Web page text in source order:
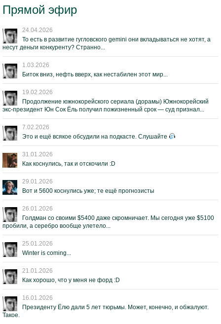
Прямой эфир
24.04.2026
То есть в развитие гугловского gemini они вкладываться не хотят, а
несут деньги конкуренту? Странно...
1.03.2026
Биток вниз, нефть вверх, как нестабилен этот мир...
19.02.2026
Продолжение южнокорейского сериала (дорамы) Южнокорейский
экс-президент Юн Сок Ёль получил пожизненный срок — суд признал...
7.02.2026
Это и ещё всякое обсудили на подкасте. Слушайте
31.01.2026
Как коснулись, так и отскочили :D
29.01.2026
Вот и 5600 коснулись уже; те ещё прогнозисты
26.01.2026
Голдман со своими $5400 даже скромничает. Мы сегодня уже $5100
пробили, а серебро вообще улетело...
25.01.2026
Winter is coming...
21.01.2026
Как хорошо, что у меня не форд :D
16.01.2026
Президенту Ёлю дали 5 лет тюрьмы. Может, конечно, и обжалуют.
Такое.